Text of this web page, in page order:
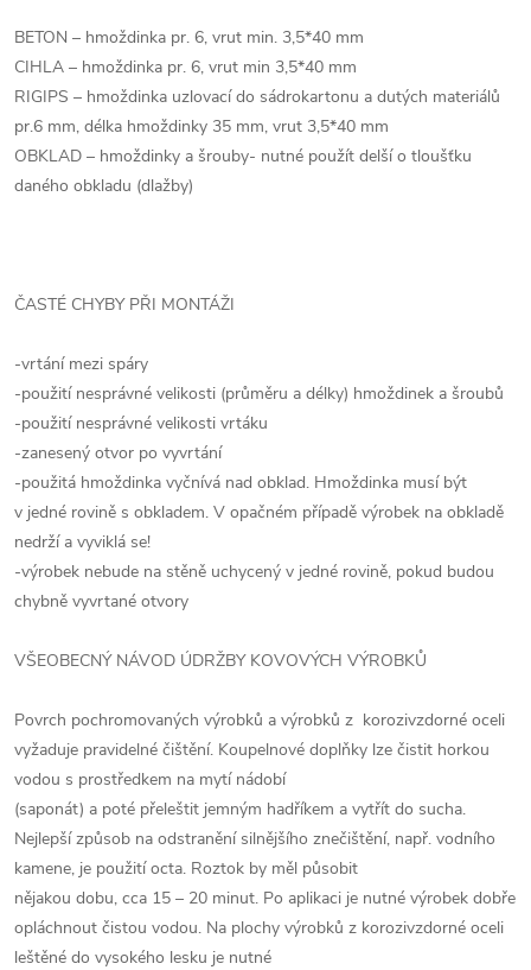
BETON – hmoždinka pr. 6, vrut min. 3,5*40 mm
CIHLA – hmoždinka pr. 6, vrut min 3,5*40 mm
RIGIPS – hmoždinka uzlovací do sádrokartonu a dutých materiálů
pr.6 mm, délka hmoždinky 35 mm, vrut 3,5*40 mm
OBKLAD – hmoždinky a šrouby- nutné použít delší o tloušťku
daného obkladu (dlažby)
ČASTÉ CHYBY PŘI MONTÁŽI
-vrtání mezi spáry
-použití nesprávné velikosti (průměru a délky) hmoždinek a šroubů
-použití nesprávné velikosti vrtáku
-zanesený otvor po vyvrtání
-použitá hmoždinka vyčnívá nad obklad. Hmoždinka musí být
v jedné rovině s obkladem. V opačném případě výrobek na obkladě
nedrží a vyviklá se!
-výrobek nebude na stěně uchycený v jedné rovině, pokud budou
chybně vyvrtané otvory
VŠEOBECNÝ NÁVOD ÚDRŽBY KOVOVÝCH VÝROBKŮ
Povrch pochromovaných výrobků a výrobků z korozivzdorné oceli
vyžaduje pravidelné čištění. Koupelnové doplňky lze čistit horkou
vodou s prostředkem na mytí nádobí
(saponát) a poté přeleštit jemným hadříkem a vytřít do sucha.
Nejlepší způsob na odstranění silnějšího znečištění, např. vodního
kamene, je použití octa. Roztok by měl působit
nějakou dobu, cca 15 – 20 minut. Po aplikaci je nutné výrobek dobře
opláchnout čistou vodou. Na plochy výrobků z korozivzdorné oceli
leštěné do vysokého lesku je nutné